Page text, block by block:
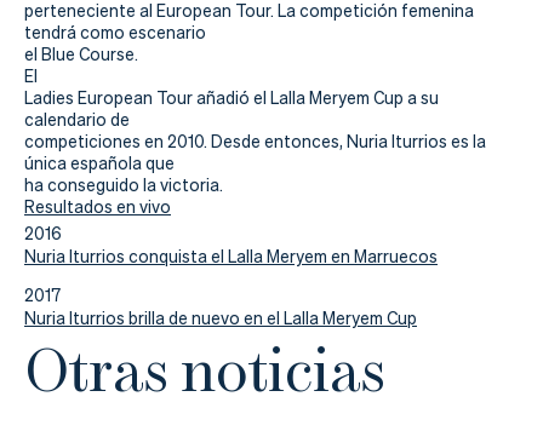
perteneciente al European Tour. La competición femenina
tendrá como escenario
el Blue Course.
El
Ladies European Tour añadió el Lalla Meryem Cup a su
calendario de
competiciones en 2010. Desde entonces, Nuria Iturrios es la
única española que
ha conseguido la victoria.
Resultados en vivo
2016
Nuria Iturrios conquista el Lalla Meryem en Marruecos
2017
Nuria Iturrios brilla de nuevo en el Lalla Meryem Cup
Otras noticias